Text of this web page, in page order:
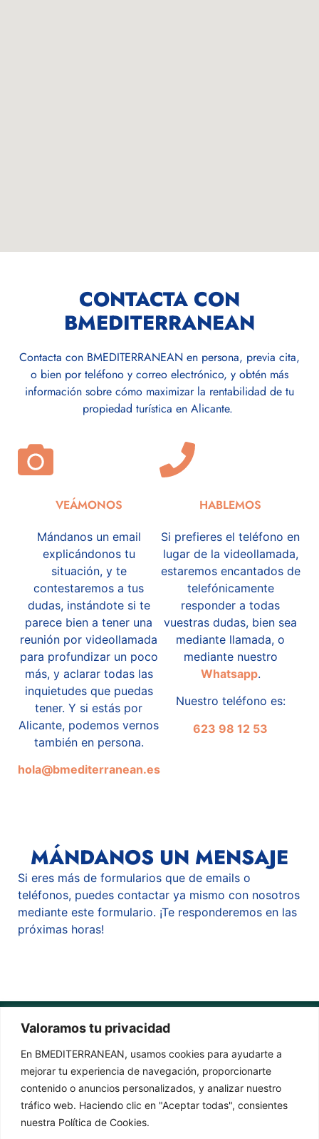
Valoramos tu privacidad
En BMEDITERRANEAN, usamos cookies para ayudarte a
mejorar tu experiencia de navegación, proporcionarte
contenido o anuncios personalizados, y analizar nuestro
tráfico web. Haciendo clic en "Aceptar todas", consientes
nuestra Política de Cookies.
CONTACTA CON
BMEDITERRANEAN
Contacta con BMEDITERRANEAN en persona, previa cita,
o bien por teléfono y correo electrónico, y obtén más
información sobre cómo maximizar la rentabilidad de tu
propiedad turística en Alicante.
VEÁMONOS
Mándanos un email
explicándonos tu
situación, y te
contestaremos a tus
dudas, instándote si te
parece bien a tener una
reunión por videollamada
para profundizar un poco
más, y aclarar todas las
inquietudes que puedas
tener. Y si estás por
Alicante, podemos vernos
también en persona.
hola@bmediterranean.es
HABLEMOS
Si prefieres el teléfono en
lugar de la videollamada,
estaremos encantados de
telefónicamente
responder a todas
vuestras dudas, bien sea
mediante llamada, o
mediante nuestro
Whatsapp.
Nuestro teléfono es:
623 98 12 53
MÁNDANOS UN MENSAJE
Si eres más de formularios que de emails o
teléfonos, puedes contactar ya mismo con nosotros
mediante este formulario. ¡Te responderemos en las
próximas horas!
DIRECCIÓN
Avda. Doctor Ramón y Cajal, Alicante
CONTACTO
hola@bmediterranean.es
SÍGUENOS